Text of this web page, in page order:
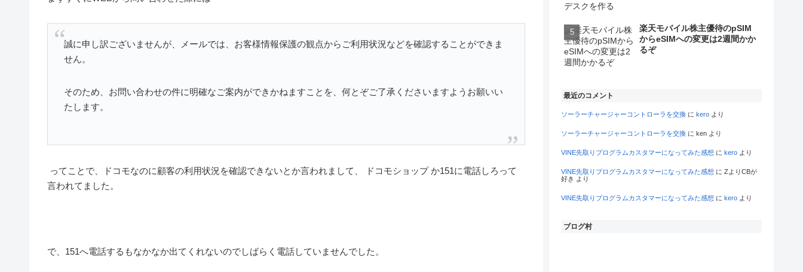
誠に申し訳ございませんが、メールでは、お客様情報保護の観点からご利用状況などを確認することができま
せん。
そのため、お問い合わせの件に明確なご案内ができかねますことを、何とぞご了承くださいますようお願いい
たします。
ってことで、ドコモなのに顧客の利用状況を確認できないとか言われまして、 ドコモショップ か151に電話しろって
言われてました。
で、151へ電話するもなかなか出てくれないのでしばらく電話していませんでした。
楽天モバイル株主優待のpSIM
からeSIMへの変更は2週間かか
るぞ
最近のコメント
ソーラーチャージャーコントローラを交換 に kero より
ソーラーチャージャーコントローラを交換 に ken より
VINE先取りプログラムカスタマーになってみた感想 に kero より
VINE先取りプログラムカスタマーになってみた感想 に ZよりCBが
好き より
VINE先取りプログラムカスタマーになってみた感想 に kero より
ブログ村